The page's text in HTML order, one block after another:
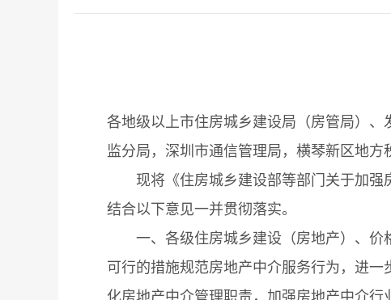
各地级以上市住房城乡建设局（房管局）
监分局，深圳市通信管理局，横琴新区地方
现将《住房城乡建设部等部门关于加强
结合以下意见一并贯彻落实。
一、各级住房城乡建设（房地产）、价
可行的措施规范房地产中介服务行为，进
化房地产中介管理职责，加强房地产中介行